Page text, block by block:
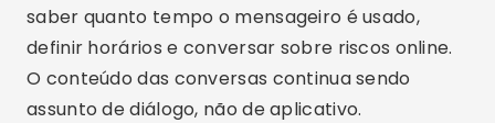
saber quanto tempo o mensageiro é usado,
definir horários e conversar sobre riscos online.
O conteúdo das conversas continua sendo
assunto de diálogo, não de aplicativo.